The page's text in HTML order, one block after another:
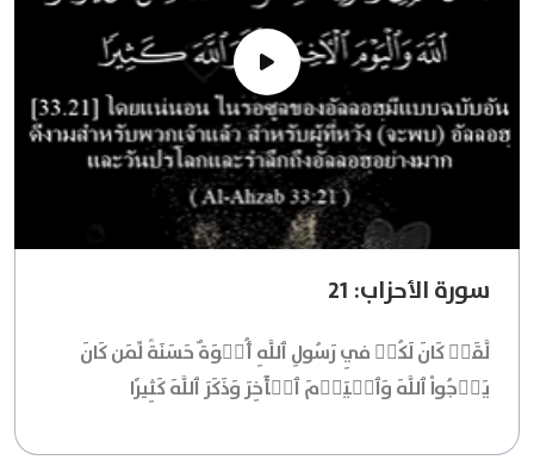
سورة الأحزاب: 21
لَّقَدۡ كَانَ لَكُمۡ فِي رَسُولِ ٱللَّهِ أُسۡوَةٌ حَسَنَةٞ لِّمَن كَانَ
يَرۡجُواْ ٱللَّهَ وَٱلۡيَوۡمَ ٱلۡأٓخِرَ وَذَكَرَ ٱللَّهَ كَثِيرٗا